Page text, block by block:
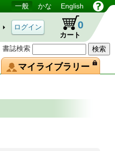
書誌検索
一般 かな English
カート
0
マイライブラリー